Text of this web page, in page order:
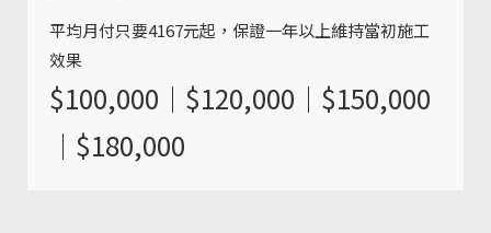
平均月付只要4167元起，保證一年以上維持當初施工
效果
$100,000｜$120,000｜$150,000
｜$180,000